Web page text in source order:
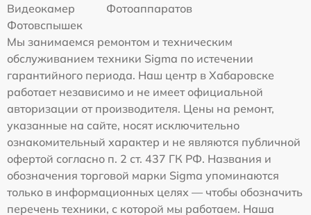
Видеокамер
Фотоаппаратов
Фотовспышек
Мы занимаемся ремонтом и техническим
обслуживанием техники Sigma по истечении
гарантийного периода. Наш центр в Хабаровске
работает независимо и не имеет официальной
авторизации от производителя. Цены на ремонт,
указанные на сайте, носят исключительно
ознакомительный характер и не являются публичной
офертой согласно п. 2 ст. 437 ГК РФ. Названия и
обозначения торговой марки Sigma упоминаются
только в информационных целях — чтобы обозначить
перечень техники, с которой мы работаем. Наша